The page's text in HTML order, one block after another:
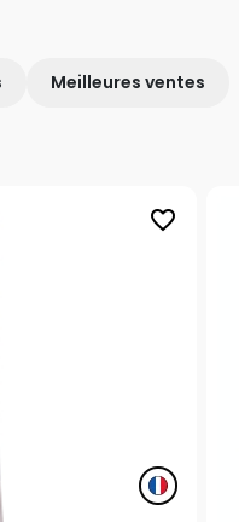
Meilleures ventes
favorite_border